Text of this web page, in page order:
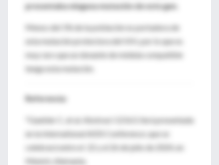
presentaba ninguna mutación de este gen.
Menos del 1% de la población es portadora de
esta mutación protectora del VIH, por lo que es
muy raro que un donante de médula compatible
tenga esta mutación.
Referencia:
*Gaebler C, et al. Abstract 12163. Será presentada
en la International AIDS Conference; que se
celebrará entre el 22 y el 26 de julio de 2024, en
Múnich, Alemania.